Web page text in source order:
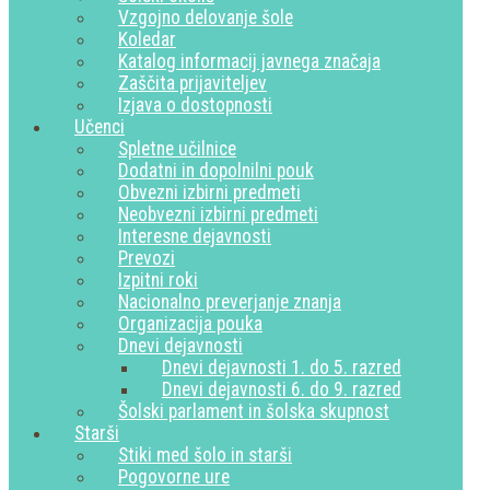
Vzgojno delovanje šole
Koledar
Katalog informacij javnega značaja
Zaščita prijaviteljev
Izjava o dostopnosti
Učenci
Spletne učilnice
Dodatni in dopolnilni pouk
Obvezni izbirni predmeti
Neobvezni izbirni predmeti
Interesne dejavnosti
Prevozi
Izpitni roki
Nacionalno preverjanje znanja
Organizacija pouka
Dnevi dejavnosti
Dnevi dejavnosti 1. do 5. razred
Dnevi dejavnosti 6. do 9. razred
Šolski parlament in šolska skupnost
Starši
Stiki med šolo in starši
Pogovorne ure